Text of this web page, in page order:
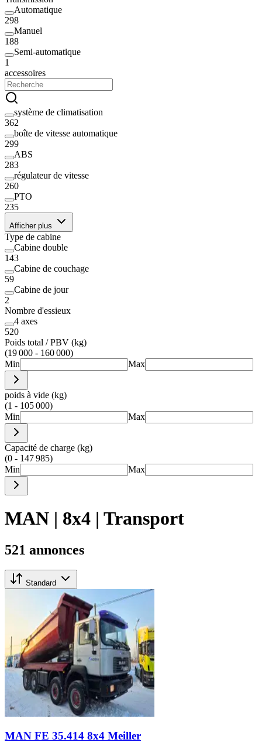
Automatique
298
Manuel
188
Semi-automatique
1
accessoires
système de climatisation
362
boîte de vitesse automatique
299
ABS
283
régulateur de vitesse
260
PTO
235
Afficher plus
Type de cabine
Cabine double
143
Cabine de couchage
59
Cabine de jour
2
Nombre d'essieux
4 axes
520
Poids total / PBV (kg)
(19 000 - 160 000)
Min
Max
poids à vide (kg)
(1 - 105 000)
Min
Max
Capacité de charge (kg)
(0 - 147 985)
Min
Max
MAN | 8x4 | Transport
521 annonces
Standard
MAN FE 35.414 8x4 Meiller